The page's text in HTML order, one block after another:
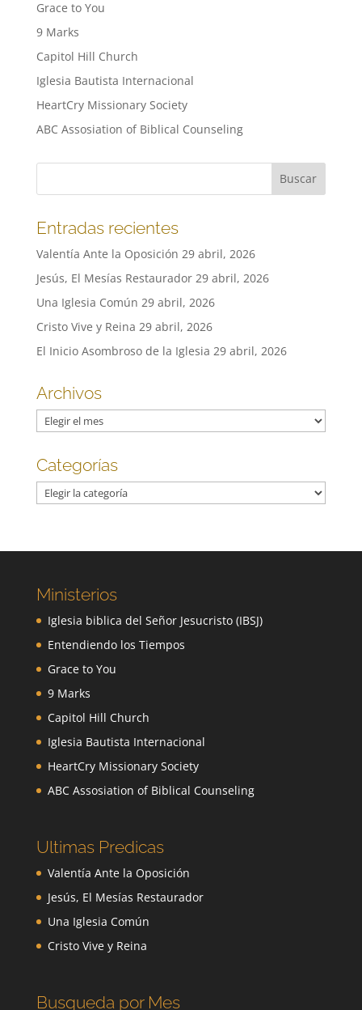
Grace to You
9 Marks
Capitol Hill Church
Iglesia Bautista Internacional
HeartCry Missionary Society
ABC Assosiation of Biblical Counseling
Entradas recientes
Valentía Ante la Oposición 29 abril, 2026
Jesús, El Mesías Restaurador 29 abril, 2026
Una Iglesia Común 29 abril, 2026
Cristo Vive y Reina 29 abril, 2026
El Inicio Asombroso de la Iglesia 29 abril, 2026
Archivos
Archivos
Categorías
Categorías
Ministerios
Iglesia biblica del Señor Jesucristo (IBSJ)
Entendiendo los Tiempos
Grace to You
9 Marks
Capitol Hill Church
Iglesia Bautista Internacional
HeartCry Missionary Society
ABC Assosiation of Biblical Counseling
Ultimas Predicas
Valentía Ante la Oposición
Jesús, El Mesías Restaurador
Una Iglesia Común
Cristo Vive y Reina
Busqueda por Mes